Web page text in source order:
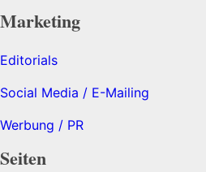
Marketing
Editorials
Social Media / E-Mailing
Werbung / PR
Seiten